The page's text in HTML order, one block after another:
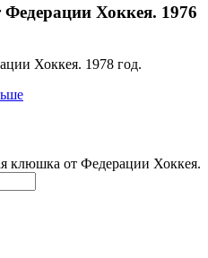
Хоккея. 1976
Хоккея. 1978 год.
клюшка от Федерации Хоккея.